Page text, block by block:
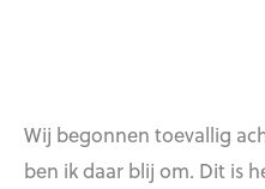
Wij begonnen toevallig
ben ik daar blij om. Dit is